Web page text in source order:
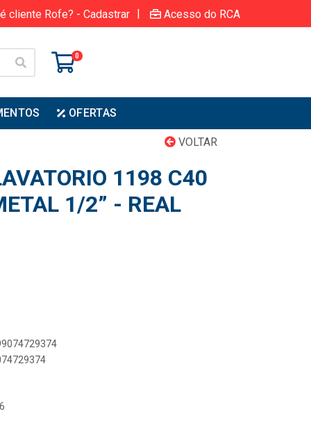
cliente Rofe? - Cadastrar | Acesso do RCA
0
OFERTAS
VOLTAR
1198 C40
1/2” - REAL